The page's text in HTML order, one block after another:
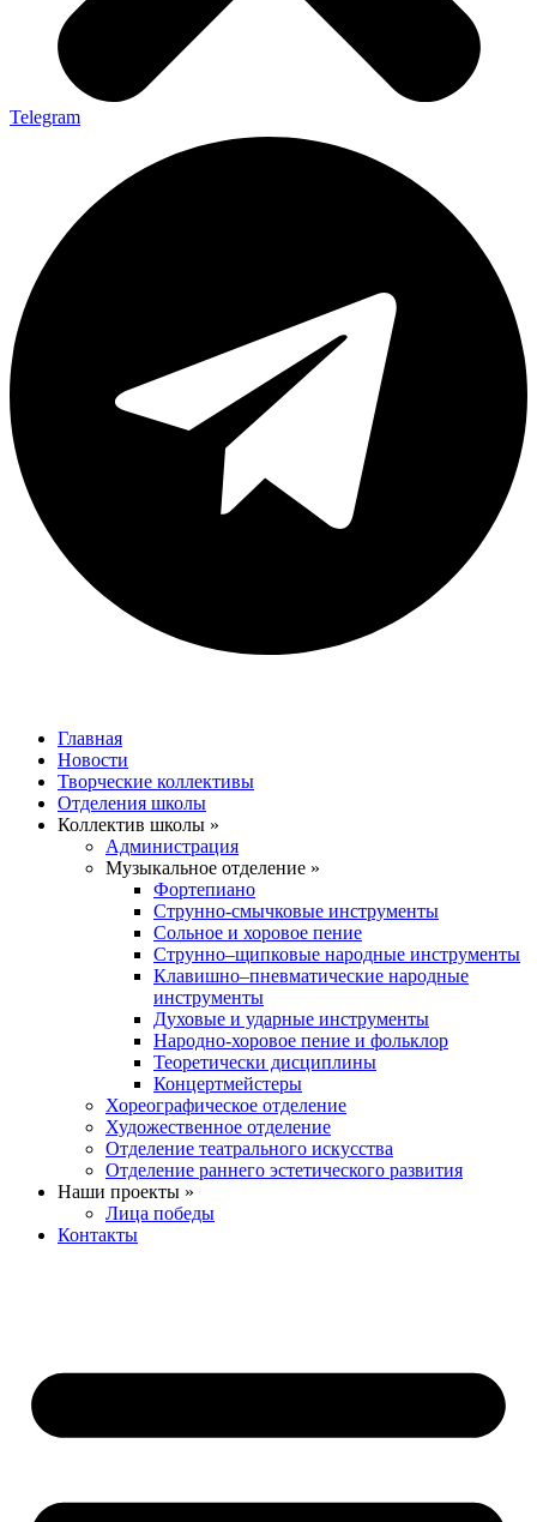
Telegram
Главная
Новости
Творческие коллективы
Отделения школы
Коллектив школы »
Администрация
Музыкальное отделение »
Фортепиано
Струнно-смычковые инструменты
Сольное и хоровое пение
Струнно–щипковые народные инструменты
Клавишно–пневматические народные
инструменты
Духовые и ударные инструменты
Народно-хоровое пение и фольклор
Теоретически дисциплины
Концертмейстеры
Хореографическое отделение
Художественное отделение
Отделение театрального искусства
Отделение раннего эстетического развития
Наши проекты »
Лица победы
Контакты